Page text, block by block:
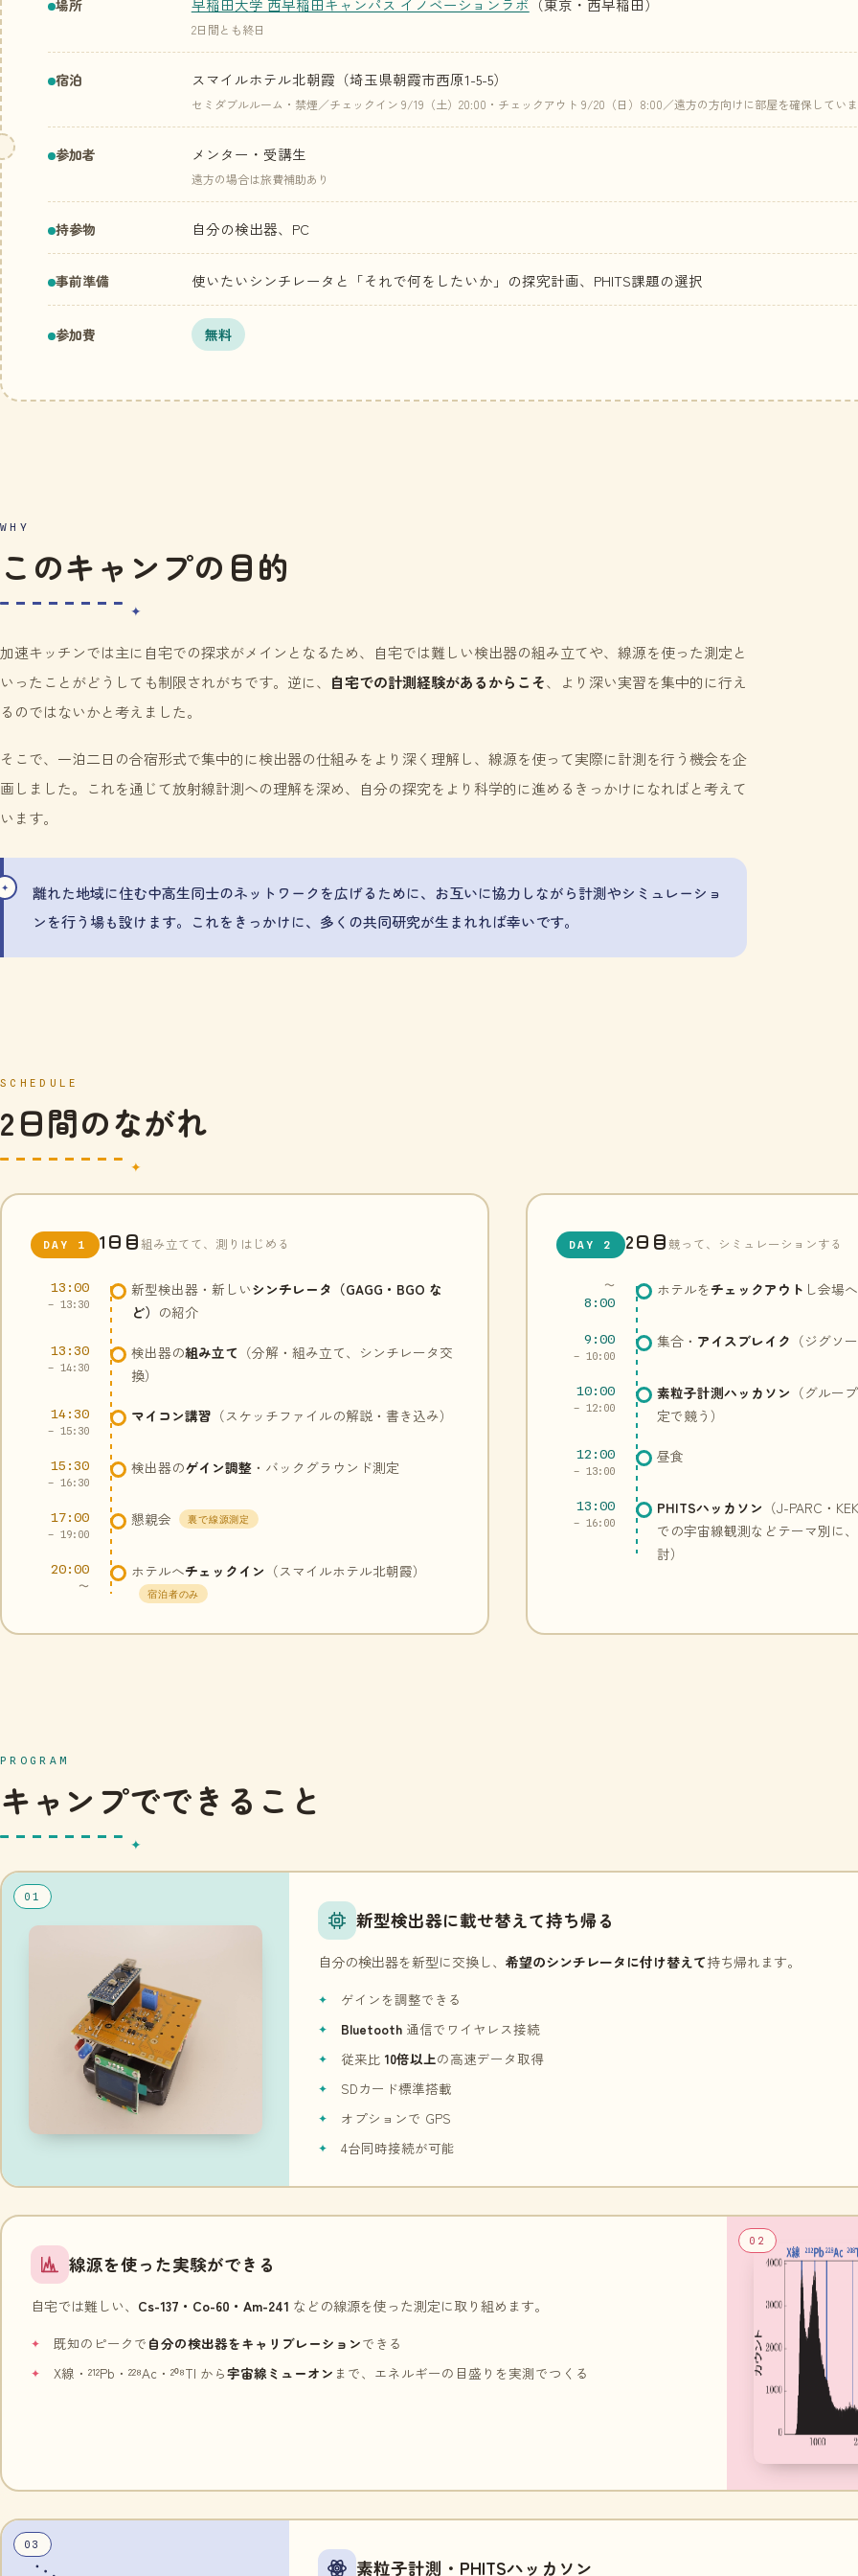
場所 早稲田大学 西早稲田キャンパス イノベーションラボ （東京・西早稲田）
2日間とも終日
宿泊 スマイルホテル北朝霞（埼玉県朝霞市西原1-5-5）
セミダブルルーム・禁煙／チェックイン 9/19（土）20:00・チェックアウト 9/20（日）8:00／遠方の方向けに部屋を確保してい
参加者 メンター・受講生
遠方の場合は旅費補助あり
持参物 自分の検出器、PC
事前準備 使いたいシンチレータと「それで何をしたいか」の探究計画、PHITS課題の選択
参加費 無料
WHY
このキャンプの目的
加速キッチンでは主に自宅での探求がメインとなるため、自宅では難しい検出器の組み立てや、線源を使った測定と
いったことがどうしても制限されがちです。逆に、 自宅での計測経験があるからこそ、より深い実習を集中的に行え
るのではないかと考えました。
そこで、一泊二日の合宿形式で集中的に検出器の仕組みをより深く理解し、線源を使って実際に計測を行う機会を企
画しました。これを通じて放射線計測への理解を深め、自分の探究をより科学的に進めるきっかけになればと考えて
います。
離れた地域に住む中高生同士のネットワークを広げるために、お互いに協力しながら計測やシミュレーショ
ンを行う場も設けます。これをきっかけに、多くの共同研究が生まれれば幸いです。
SCHEDULE
2日間のながれ
DAY 1 1日目組み立てて、測りはじめる
13:00
– 13:30
新型検出器・新しいシンチレータ（GAGG・BGO な
ど） の紹介
13:30
– 14:30
検出器の組み立て （分解・組み立て、シンチレータ交
換）
14:30
– 15:30
マイコン講習 （スケッチファイルの解説・書き込み）
15:30
– 16:30
検出器のゲイン調整 ・バックグラウンド測定
17:00
– 19:00
懇親会 裏で線源測定
20:00
〜
ホテルへチェックイン （スマイルホテル北朝霞）
宿泊者のみ
DAY 2 2日目競って、シミュレーションする
〜
8:00
ホテルをチェックアウト し会場
9:00
– 10:00
集合・ アイスブレイク （ジグソ
10:00
– 12:00
素粒子計測ハッカソン （グルー
定で競う）
12:00
– 13:00
昼食
13:00
– 16:00
PHITSハッカソン （J-PARC・
での宇宙線観測などテーマ別に
討）
PROGRAM
キャンプでできること
01
新型検出器に載せ替えて持ち帰る
自分の検出器を新型に交換し、 希望のシンチレータに付け替えて持ち帰れます。
ゲインを調整できる
Bluetooth通信でワイヤレス接続
従来比 10倍以上の高速データ取得
SDカード標準搭載
オプションで GPS
4台同時接続が可能
02
線源を使った実験ができる
自宅では難しい、 Cs-137・Co-60・Am-241 などの線源を使った測定に取り組めます。
既知のピークで 自分の検出器をキャリブレーションできる
X線・²¹²Pb・²²⁸Ac・²⁰⁸Tl から宇宙線ミューオン まで、エネルギーの目盛りを実測でつくる
03
素粒子計測・PHITSハッカソン